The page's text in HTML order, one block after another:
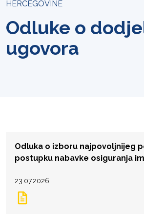
HERCEGOVINE
Odluke o
ugovora
Odluka o izboru najpovoljnijeg
postupku nabavke osiguranja
23.07.2026.